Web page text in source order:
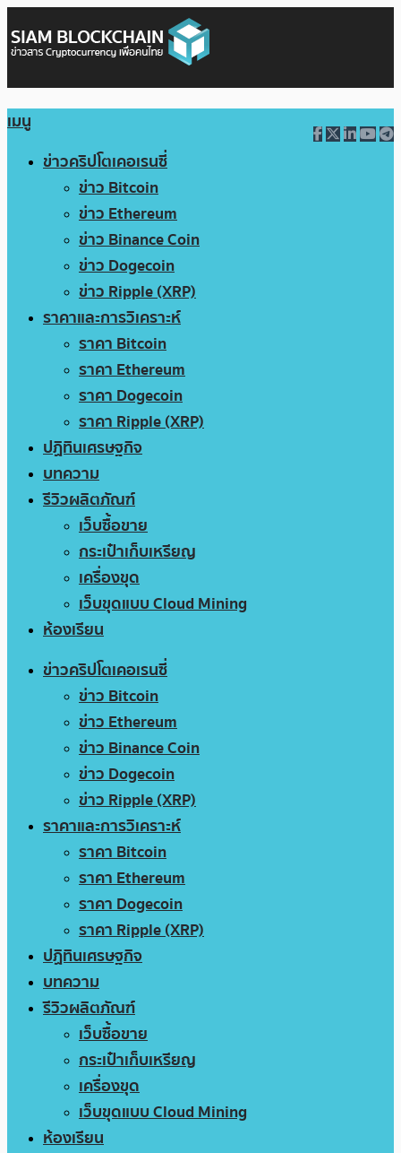
เมนู
ข่าวคริปโตเคอเรนซี่
ข่าว Bitcoin
ข่าว Ethereum
ข่าว Binance Coin
ข่าว Dogecoin
ข่าว Ripple (XRP)
ราคาและการวิเคราะห์
ราคา Bitcoin
ราคา Ethereum
ราคา Dogecoin
ราคา Ripple (XRP)
ปฏิทินเศรษฐกิจ
บทความ
รีวิวผลิตภัณฑ์
เว็บซื้อขาย
กระเป๋าเก็บเหรียญ
เครื่องขุด
เว็บขุดแบบ Cloud Mining
ห้องเรียน
ข่าวคริปโตเคอเรนซี่
ข่าว Bitcoin
ข่าว Ethereum
ข่าว Binance Coin
ข่าว Dogecoin
ข่าว Ripple (XRP)
ราคาและการวิเคราะห์
ราคา Bitcoin
ราคา Ethereum
ราคา Dogecoin
ราคา Ripple (XRP)
ปฏิทินเศรษฐกิจ
บทความ
รีวิวผลิตภัณฑ์
เว็บซื้อขาย
กระเป๋าเก็บเหรียญ
เครื่องขุด
เว็บขุดแบบ Cloud Mining
ห้องเรียน